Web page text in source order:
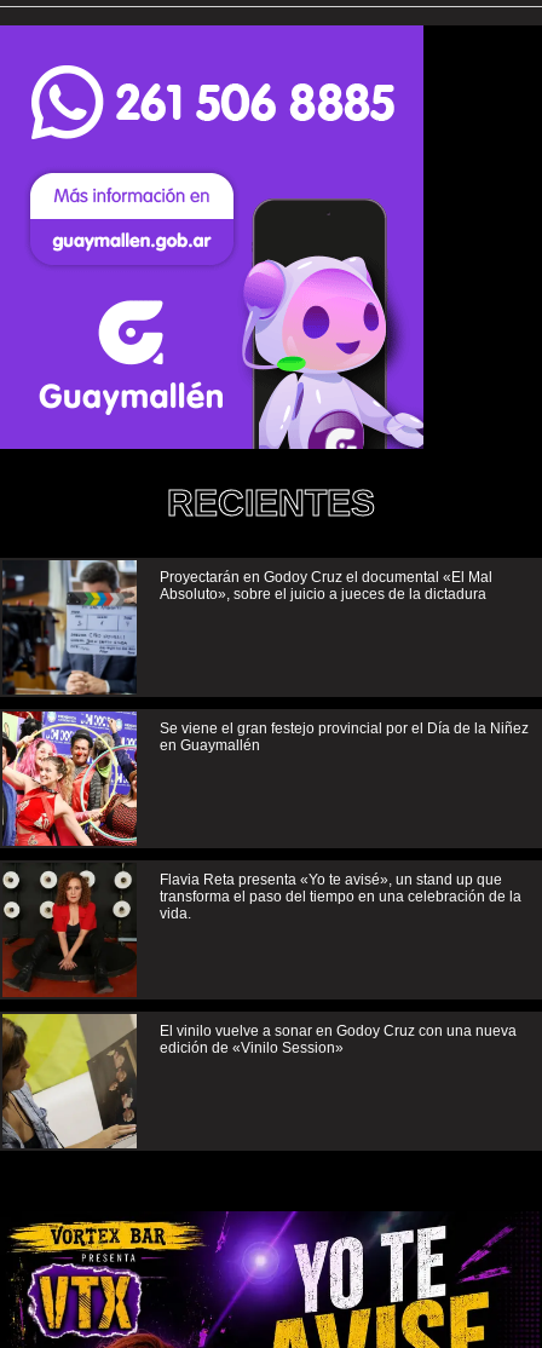
RECIENTES
Proyectarán en Godoy Cruz el documental «El Mal
Absoluto», sobre el juicio a jueces de la dictadura
Se viene el gran festejo provincial por el Día de la Niñez
en Guaymallén
Flavia Reta presenta «Yo te avisé», un stand up que
transforma el paso del tiempo en una celebración de la
vida.
El vinilo vuelve a sonar en Godoy Cruz con una nueva
edición de «Vinilo Session»